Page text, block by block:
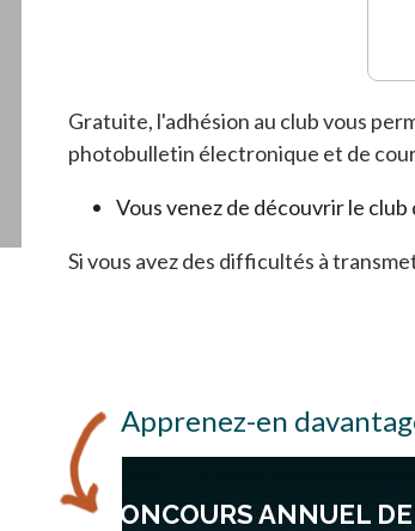
Gratuite, l'adhésion au club vous
photobulletin électronique et de
Vous venez de découvrir le
Si vous avez des difficultés à
Apprenez-en
CONCOURS ANNUEL DE